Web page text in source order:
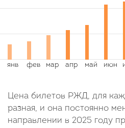
Цена билетов РЖД, для
разная, и она постоянно
направлении в 2025 году